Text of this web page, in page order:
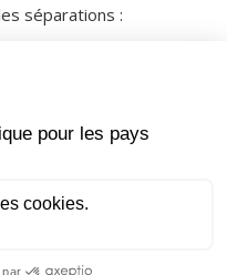
séparations :
d’amour dont
qui donna sa vie pour
n’hésitions pas à